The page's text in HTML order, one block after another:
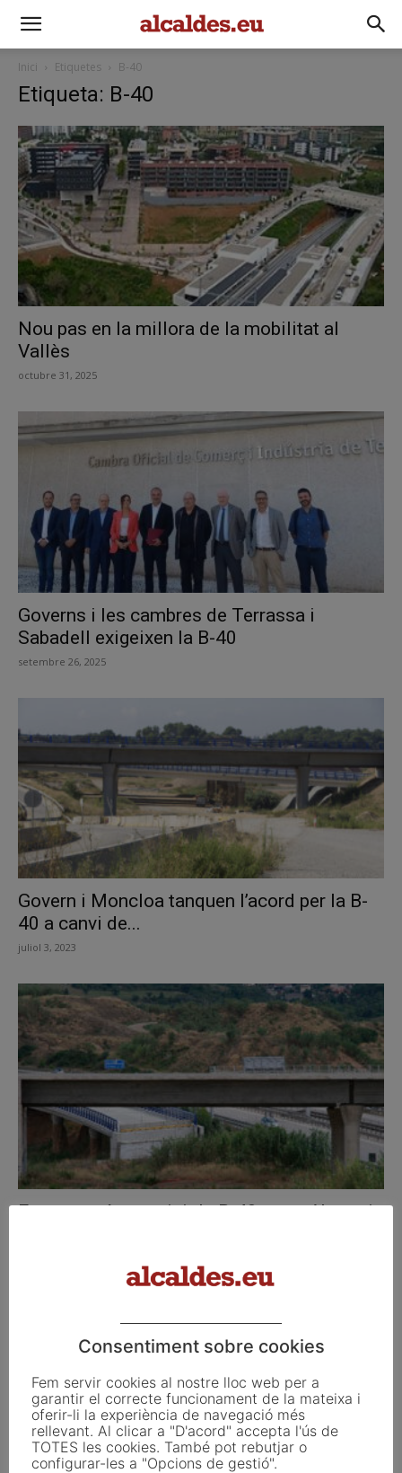
Inici Etiquetes B-40
Etiqueta: B-40
Nou pas en la millora de la mobilitat al
Vallès
octubre 31, 2025
Governs i les cambres de Terrassa i
Sabadell exigeixen la B-40
setembre 26, 2025
Govern i Moncloa tanquen l’acord per la B-
40 a canvi de...
juliol 3, 2023
Front comú per exigir la B-40 entre Abrera i
Consentiment sobre cookies
Fem servir cookies al nostre lloc web per a
garantir el correcte funcionament de la mateixa i
oferir-li la experiència de navegació més
rellevant. Al clicar a "D'acord" accepta l'ús de
TOTES les cookies. També pot rebutjar o
configurar-les a "Opcions de gestió".